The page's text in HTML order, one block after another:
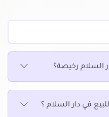
عبود
النخل
عين شمس
النيل
القبة
الرحاب
السلام رخيصة؟
في دار السلام ؟